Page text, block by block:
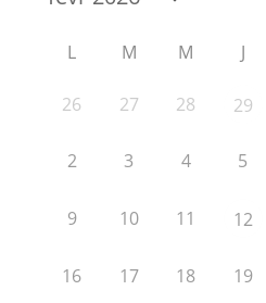
L M M J
26 27 28 29
2 3 4 5
9 10 11 12
16 17 18 19